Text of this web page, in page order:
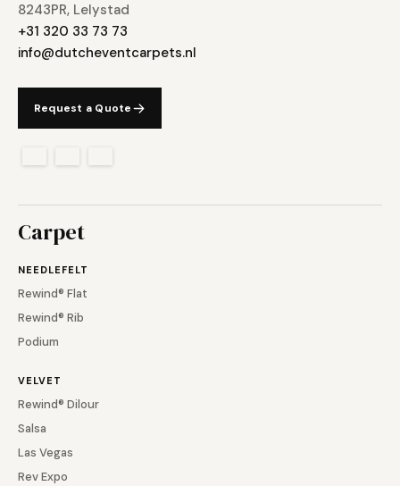
8243PR, Lelystad
+31 320 33 73 73
info@dutcheventcarpets.nl
Request a Quote
Carpet
NEEDLEFELT
Rewind® Flat
Rewind® Rib
Podium
VELVET
Rewind® Dilour
Salsa
Las Vegas
Rev Expo